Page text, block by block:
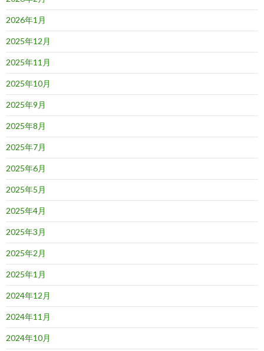
2026年1月
2025年12月
2025年11月
2025年10月
2025年9月
2025年8月
2025年7月
2025年6月
2025年5月
2025年4月
2025年3月
2025年2月
2025年1月
2024年12月
2024年11月
2024年10月